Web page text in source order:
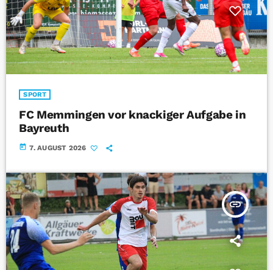
SPORT
FC Memmingen vor knackiger Aufgabe in
Bayreuth
today 7. AUGUST 2026
insert_link